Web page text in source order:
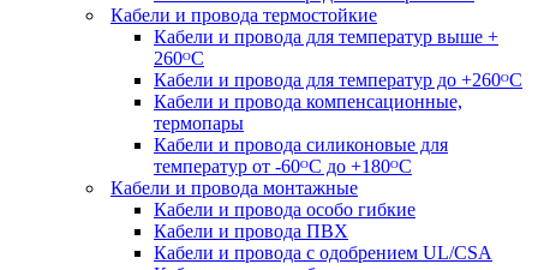
Кабели и провода термостойкие
Кабели и провода для температур выше +
260ᴼС
Кабели и провода для температур до +260ᴼС
Кабели и провода компенсационные,
термопары
Кабели и провода силиконовые для
температур от -60ᴼC до +180ᴼС
Кабели и провода монтажные
Кабели и провода особо гибкие
Кабели и провода ПВХ
Кабели и провода с одобрением UL/CSA